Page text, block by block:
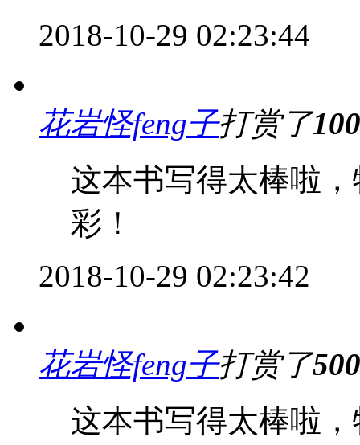
2018-10-29 02:23:44
花岩怪feng子打赏了100
这本书写得太棒啦
彩！
2018-10-29 02:23:42
花岩怪feng子打赏了500
这本书写得太棒啦